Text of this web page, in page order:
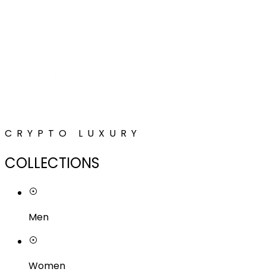
CRYPTO LUXURY
COLLECTIONS
Men
Women